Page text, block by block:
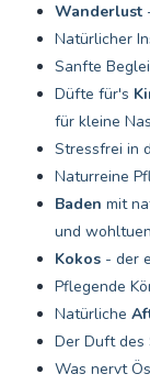
Wanderlust
Natürlicher
Sanfte
Düfte für's
für kleine
Stressfrei in
Naturreine
Baden mit
und
Kokos - der
Pflegende
Natürliche
Der Duft des
Was nervt